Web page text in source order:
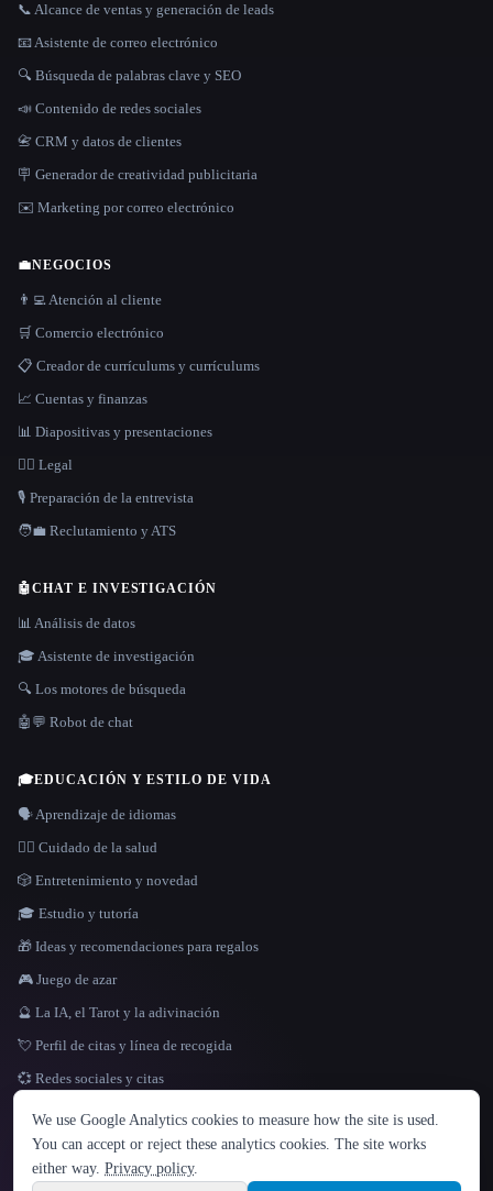
IDIOMA
English español Français Русский 简体中文
Hindi
📞 Alcance de ventas y generación de leads
📧 Asistente de correo electrónico
🔍 Búsqueda de palabras clave y SEO
📣 Contenido de redes sociales
📇 CRM y datos de clientes
🪧 Generador de creatividad publicitaria
✉️ Marketing por correo electrónico
💼NEGOCIOS
👨‍💻 Atención al cliente
🛒 Comercio electrónico
📋 Creador de currículums y currículums
📈 Cuentas y finanzas
📊 Diapositivas y presentaciones
👩‍⚖️ Legal
🎙️ Preparación de la entrevista
🧑‍💼 Reclutamiento y ATS
🤖CHAT E INVESTIGACIÓN
📊 Análisis de datos
🎓 Asistente de investigación
🔍 Los motores de búsqueda
🤖💬 Robot de chat
🎓EDUCACIÓN Y ESTILO DE VIDA
🗣️ Aprendizaje de idiomas
👩‍⚕️ Cuidado de la salud
🎲 Entretenimiento y novedad
🎓 Estudio y tutoría
🎁 Ideas y recomendaciones para regalos
🎮 Juego de azar
🔮 La IA, el Tarot y la adivinación
💘 Perfil de citas y línea de recogida
💞 Redes sociales y citas
© 2026 That AI Collection. Todos los derechos reservados.
We use Google Analytics cookies to measure how the site is used.
You can accept or reject these analytics cookies. The site works
either way. Privacy policy.